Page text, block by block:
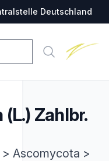
Deutschland
Suche
Zahlbr.
Ascomycota >